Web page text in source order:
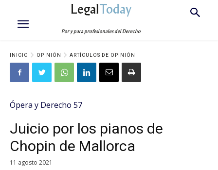
LegalToday
Por y para profesionales del Derecho
INICIO OPINIÓN ARTÍCULOS DE OPINIÓN
Ópera y Derecho 57
Juicio por los pianos de
Chopin de Mallorca
11 agosto 2021